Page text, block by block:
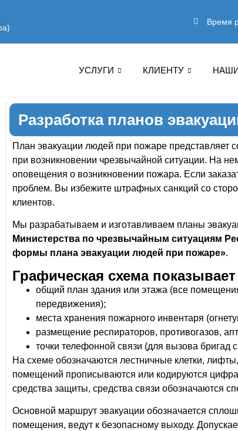
Время
УСЛУГИ КЛИЕНТУ
Разработка планов
План эвакуации людей при пожаре представляет
при возникновении чрезвычайной ситуации. На
оповещения о возникновении пожара. Если
проблем. Вы избежите штрафных санкций со
клиентов.
Мы разрабатываем и изготавливаем планы
Министерства по чрезвычайным ситуациям
формы плана эвакуации людей при пожаре».
Графическая схема
общий план здания или этажа (все
передвижения);
места хранения пожарного инвентаря
размещение респираторов, противогазов,
точки телефонной связи (для вызова
На схеме обозначаются лестничные клетки,
помещений прописываются или кодируются
средства защиты, средства связи обозначаются
Основной маршрут эвакуации обозначается
помещения, ведут к безопасному выходу.